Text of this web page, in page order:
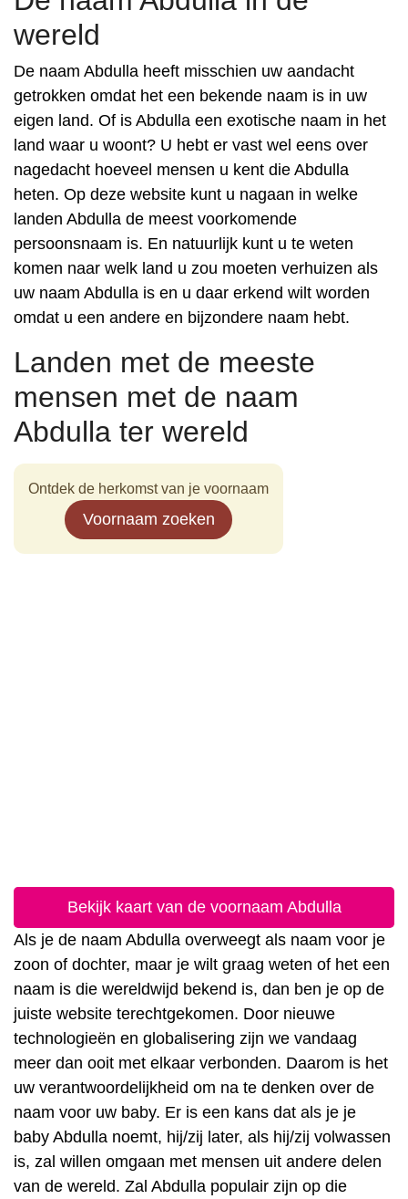
wereld
De naam Abdulla heeft misschien uw aandacht
getrokken omdat het een bekende naam is in uw
eigen land. Of is Abdulla een exotische naam in het
land waar u woont? U hebt er vast wel eens over
nagedacht hoeveel mensen u kent die Abdulla
heten. Op deze website kunt u nagaan in welke
landen Abdulla de meest voorkomende
persoonsnaam is. En natuurlijk kunt u te weten
komen naar welk land u zou moeten verhuizen als
uw naam Abdulla is en u daar erkend wilt worden
omdat u een andere en bijzondere naam hebt.
Landen met de meeste
mensen met de naam
Abdulla ter wereld
Ontdek de herkomst van je voornaam
Voornaam zoeken
Bekijk kaart van de voornaam Abdulla
Als je de naam Abdulla overweegt als naam voor je
zoon of dochter, maar je wilt graag weten of het een
naam is die wereldwijd bekend is, dan ben je op de
juiste website terechtgekomen. Door nieuwe
technologieën en globalisering zijn we vandaag
meer dan ooit met elkaar verbonden. Daarom is het
uw verantwoordelijkheid om na te denken over de
naam voor uw baby. Er is een kans dat als je je
baby Abdulla noemt, hij/zij later, als hij/zij volwassen
is, zal willen omgaan met mensen uit andere delen
van de wereld. Zal Abdulla populair zijn op die